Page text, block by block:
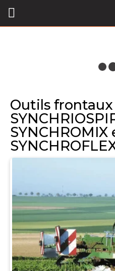
Outils frontaux
SYNCHROMIX